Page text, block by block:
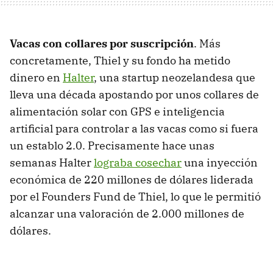
Vacas con collares por suscripción. Más
concretamente, Thiel y su fondo ha metido
dinero en Halter, una startup neozelandesa que
lleva una década apostando por unos collares de
alimentación solar con GPS e inteligencia
artificial para controlar a las vacas como si fuera
un establo 2.0. Precisamente hace unas
semanas Halterlograba cosecharuna inyección
económica de 220 millones de dólares liderada
por el Founders Fund de Thiel, lo que le permitió
alcanzar una valoración de 2.000 millones de
dólares.